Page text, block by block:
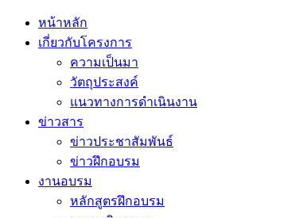
หน้าหลัก
เกี่ยวกับโครงการ
ความเป็นมา
วัตถุประสงค์
แนวทางการดำเนินงาน
ข่าวสาร
ข่าวประชาสัมพันธ์
ข่าวฝึกอบรม
งานอบรม
หลักสูตรฝึกอบรม